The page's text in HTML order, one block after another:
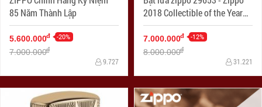
85 Năm Thành Lập
5.600.000đ -20%
7.000.000đ
9.727
2018 Collectible of the Year
Gold Plated Armor – COTY
2018 - Mạ Vàng Phiên bản
2018
7.000.000đ -12%
8.000.000đ
31.221